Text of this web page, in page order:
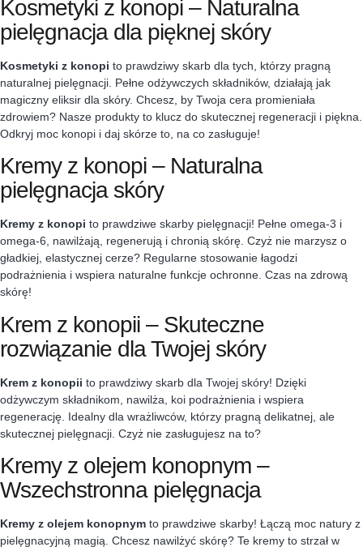
Kosmetyki z konopi – Naturalna
pielęgnacja dla pięknej skóry
Kosmetyki z konopi to prawdziwy skarb dla tych, którzy pragną
naturalnej pielęgnacji. Pełne odżywczych składników, działają jak
magiczny eliksir dla skóry. Chcesz, by Twoja cera promieniała
zdrowiem? Nasze produkty to klucz do skutecznej regeneracji i piękna.
Odkryj moc konopi i daj skórze to, na co zasługuje!
Kremy z konopi – Naturalna
pielęgnacja skóry
Kremy z konopi to prawdziwe skarby pielęgnacji! Pełne omega-3 i
omega-6, nawilżają, regenerują i chronią skórę. Czyż nie marzysz o
gładkiej, elastycznej cerze? Regularne stosowanie łagodzi
podrażnienia i wspiera naturalne funkcje ochronne. Czas na zdrową
skórę!
Krem z konopii – Skuteczne
rozwiązanie dla Twojej skóry
Krem z konopii to prawdziwy skarb dla Twojej skóry! Dzięki
odżywczym składnikom, nawilża, koi podrażnienia i wspiera
regenerację. Idealny dla wrażliwców, którzy pragną delikatnej, ale
skutecznej pielęgnacji. Czyż nie zasługujesz na to?
Kremy z olejem konopnym –
Wszechstronna pielęgnacja
Kremy z olejem konopnym to prawdziwe skarby! Łączą moc natury z
pielęgnacyjną magią. Chcesz nawilżyć skórę? Te kremy to strzał w